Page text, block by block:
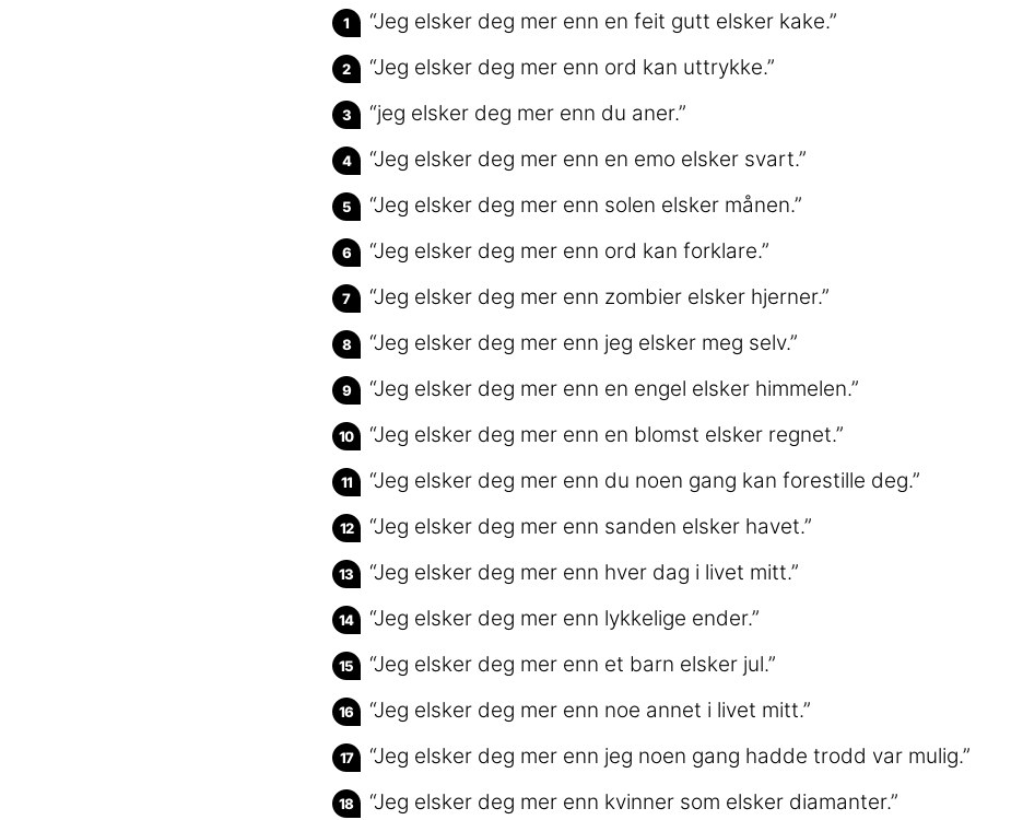
“Jeg elsker deg mer enn en feit gutt elsker kake.”
“Jeg elsker deg mer enn ord kan uttrykke.”
“jeg elsker deg mer enn du aner.”
“Jeg elsker deg mer enn en emo elsker svart.”
“Jeg elsker deg mer enn solen elsker månen.”
“Jeg elsker deg mer enn ord kan forklare.”
“Jeg elsker deg mer enn zombier elsker hjerner.”
“Jeg elsker deg mer enn jeg elsker meg selv.”
“Jeg elsker deg mer enn en engel elsker himmelen.”
“Jeg elsker deg mer enn en blomst elsker regnet.”
“Jeg elsker deg mer enn du noen gang kan forestille deg.”
“Jeg elsker deg mer enn sanden elsker havet.”
“Jeg elsker deg mer enn hver dag i livet mitt.”
“Jeg elsker deg mer enn lykkelige ender.”
“Jeg elsker deg mer enn et barn elsker jul.”
“Jeg elsker deg mer enn noe annet i livet mitt.”
“Jeg elsker deg mer enn jeg noen gang hadde trodd var mulig.”
“Jeg elsker deg mer enn kvinner som elsker diamanter.”